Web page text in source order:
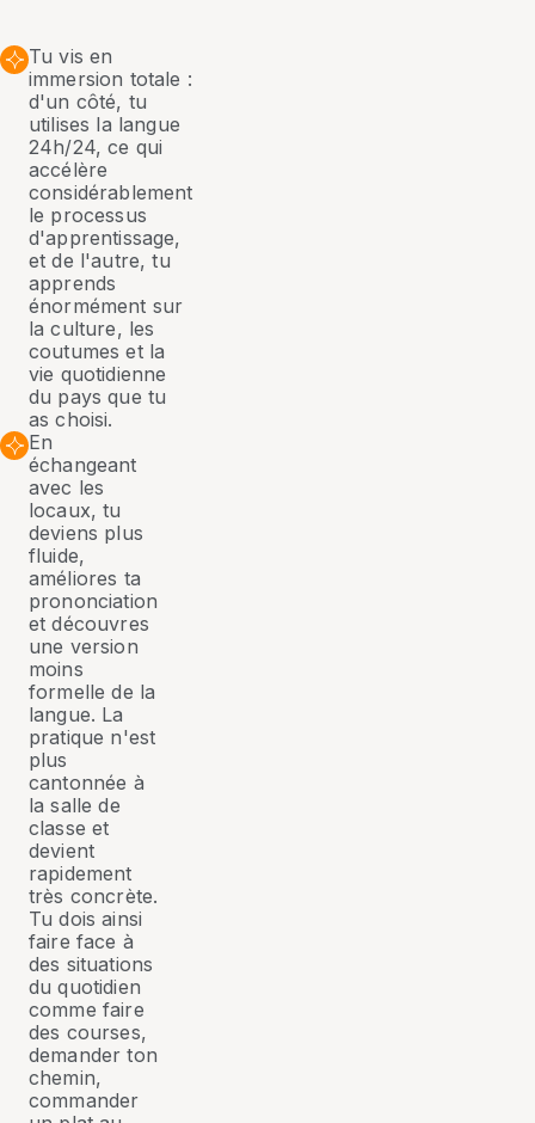
Tu vis en
immersion totale :
d'un côté, tu
utilises la langue
24h/24, ce qui
accélère
considérablement
le processus
d'apprentissage,
et de l'autre, tu
apprends
énormément sur
la culture, les
coutumes et la
vie quotidienne
du pays que tu
as choisi.
En
échangeant
avec les
locaux, tu
deviens plus
fluide,
améliores ta
prononciation
et découvres
une version
moins
formelle de la
langue. La
pratique n'est
plus
cantonnée à
la salle de
classe et
devient
rapidement
très concrète.
Tu dois ainsi
faire face à
des situations
du quotidien
comme faire
des courses,
demander ton
chemin,
commander